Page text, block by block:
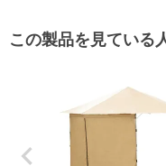
この製品を見ている